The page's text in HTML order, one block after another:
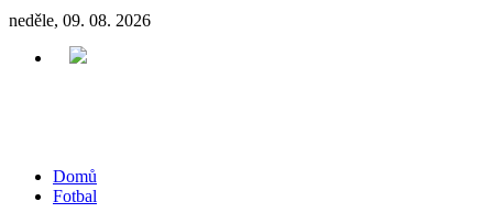
neděle, 09. 08. 2026
Domů
Fotbal